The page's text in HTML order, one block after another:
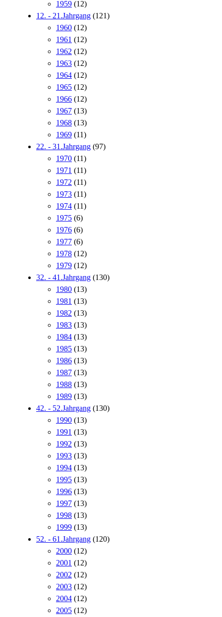
1959 (12)
12. - 21.Jahrgang (121)
1960 (12)
1961 (12)
1962 (12)
1963 (12)
1964 (12)
1965 (12)
1966 (12)
1967 (13)
1968 (13)
1969 (11)
22. - 31.Jahrgang (97)
1970 (11)
1971 (11)
1972 (11)
1973 (11)
1974 (11)
1975 (6)
1976 (6)
1977 (6)
1978 (12)
1979 (12)
32. - 41.Jahrgang (130)
1980 (13)
1981 (13)
1982 (13)
1983 (13)
1984 (13)
1985 (13)
1986 (13)
1987 (13)
1988 (13)
1989 (13)
42. - 52.Jahrgang (130)
1990 (13)
1991 (13)
1992 (13)
1993 (13)
1994 (13)
1995 (13)
1996 (13)
1997 (13)
1998 (13)
1999 (13)
52. - 61.Jahrgang (120)
2000 (12)
2001 (12)
2002 (12)
2003 (12)
2004 (12)
2005 (12)